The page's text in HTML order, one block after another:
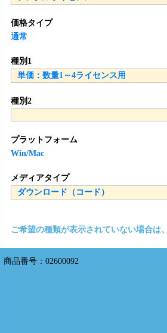
価格タイプ
通常
種別1
種別2
プラットフォーム
Win/Mac
メディアタイプ
ご希望の種類が表示されていない場合は
商品番号：02600092